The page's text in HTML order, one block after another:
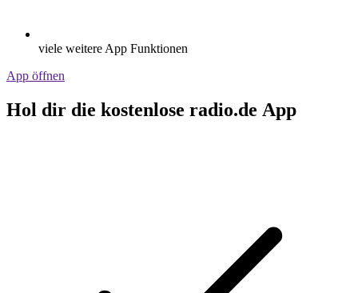
viele weitere App Funktionen
App öffnen
Hol dir die kostenlose radio.de App